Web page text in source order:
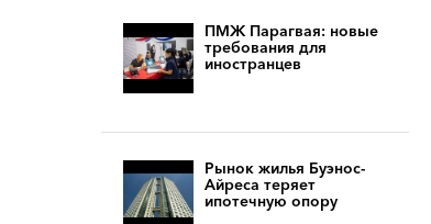
ПМЖ Парагвая: новые
требования для
иностранцев
Рынок жилья Буэнос-
Айреса теряет
ипотечную опору